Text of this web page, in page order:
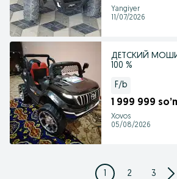
Yangiyer
11/07/2026
ДЕТСКИЙ
100 %
F/b
1 999 999
Xovos
05/08/2026
1 2 3